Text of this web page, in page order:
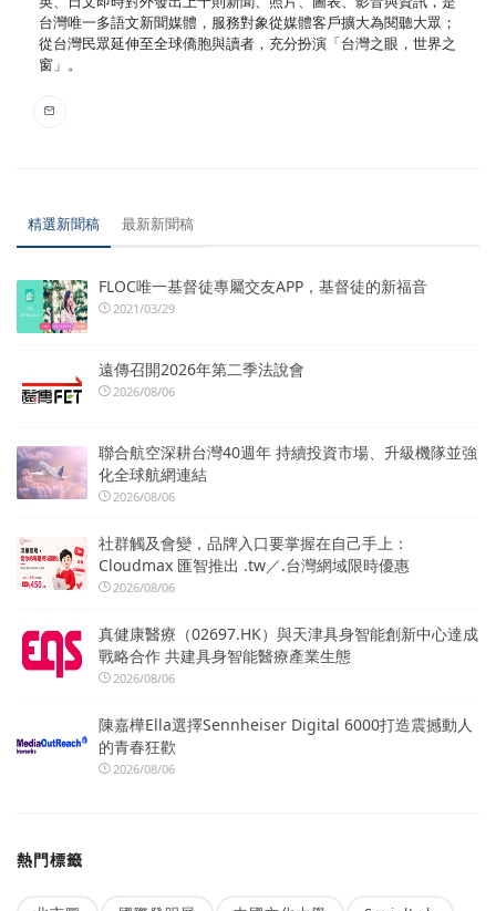
台灣唯一多語文新聞媒體，服務對象從媒體客戶擴大為閱聽大眾；
從台灣民眾延伸至全球僑胞與讀者，充分扮演「台灣之眼，世界之
窗」。
精選新聞稿 最新新聞稿
FLOC唯一基督徒專屬交友APP，基督徒的新福音
2021/03/29
遠傳召開2026年第二季法說會
2026/08/06
聯合航空深耕台灣40週年 持續投資市場、升級機隊並強
化全球航網連結
2026/08/06
社群觸及會變，品牌入口要掌握在自己手上：
Cloudmax 匯智推出 .tw／.台灣網域限時優惠
2026/08/06
真健康醫療（02697.HK）與天津具身智能創新中心達成
戰略合作 共建具身智能醫療產業生態
2026/08/06
陳嘉樺Ella選擇Sennheiser Digital 6000打造震撼動人
的青春狂歡
2026/08/06
熱門標籤